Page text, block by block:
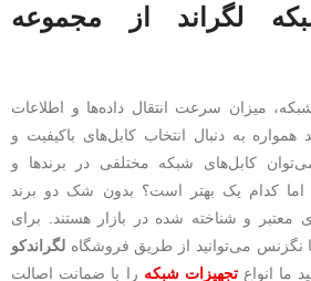
لگراند از مجموعه
میزان سرعت انتقال داده‌ها و اطلاعات
همواره به دنبال انتخاب کابل‌های باکیفیت و
کابل‌های شبکه مختلفی در برندها و
اما کدام یک بهتر است؟ بدون شک دو برند
معتبر و شناخته شده در بازار هستند. برای
نگزنس می‌توانید از طریق فروشگاه لگراندکو
ما انواعتجهیزات شبکه را با ضمانت اصالت